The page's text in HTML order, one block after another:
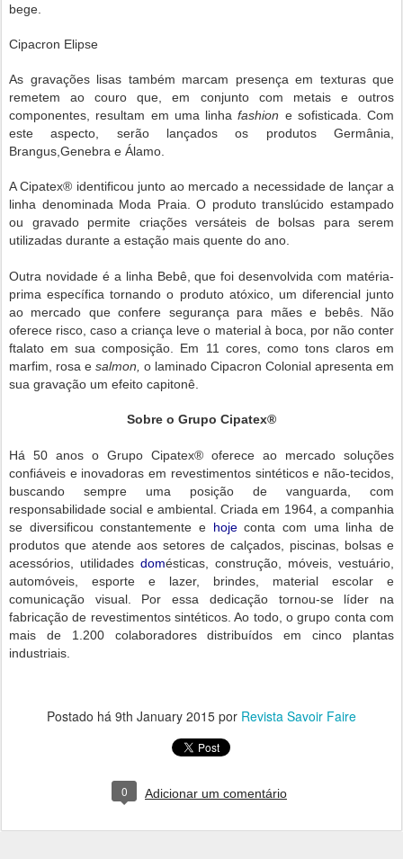
bege.
​​Cipacron Elipse
As gravações lisas também marcam presença em texturas que
remetem ao couro que, em conjunto com metais e outros
componentes, resultam em uma linhafashion e sofisticada. Com
este aspecto, serão lançados os produtos Germânia,
Brangus,Genebra e Álamo.
A Cipatex® identificou junto ao mercado a necessidade de lançar a
linha denominada Moda Praia. O produto translúcido estampado
ou gravado permite criações versáteis de bolsas para serem
utilizadas durante a estação mais quente do ano.
Outra novidade é a linha Bebê, que foi desenvolvida com matéria-
prima específica tornando o produto atóxico, um diferencial junto
ao mercado que confere segurança para mães e bebês. Não
oferece risco, caso a criança leve o material à boca, por não conter
ftalato em sua composição
Em 11 cores, como tons claros em
marfim, rosa e salmon, o laminado Cipacron Colonial apresenta em
sua gravação um efeito capitonê.
Sobre o Grupo Cipatex®
Há 50 anos o Grupo Cipatex® oferece ao mercado soluções
confiáveis e inovadoras em revestimentos sintéticos e não-tecidos,
buscando sempre uma posição de vanguarda, com
responsabilidade social e ambiental. Criada em 1964, a companhia
se diversificou constantemente e hojeconta com uma linha de
produtos que atende aos setores de calçados, piscinas, bolsas e
acessórios, utilidades domésticas, construção, móveis, vestuário,
automóveis, esporte e lazer, brindes, material escolar e
comunicação visual. Por essa dedicação tornou-se líder na
fabricação de revestimentos sintéticos. Ao todo, o grupo conta com
mais de 1.200 colaboradores distribuídos em cinco plantas
industriais.
Postado há 9th January 2015 por Revista Savoir Faire
0 Adicionar um comentário